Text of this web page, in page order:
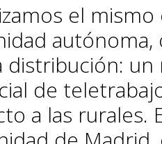
el
autónoma,
distribución:
de
a las rurales.